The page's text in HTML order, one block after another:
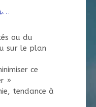
ou du
sur le plan
ce
»
tendance à